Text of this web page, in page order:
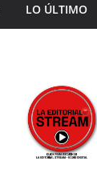
LO ÚLTIMO